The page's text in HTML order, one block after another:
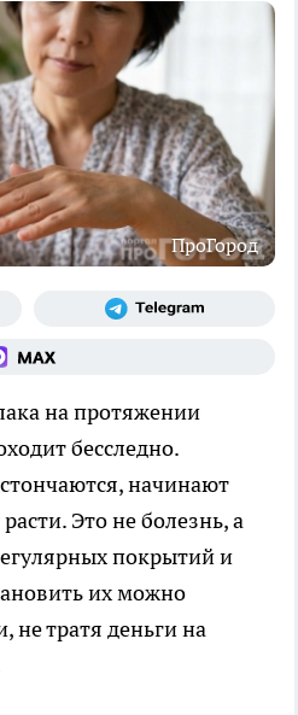
ПроГород
на протяжении
бесследно.
начинают
Это не болезнь, а
покрытий и
их можно
не тратя деньги на